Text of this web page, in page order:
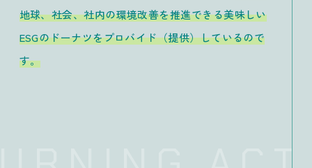
地球、社会、社内の環境改善を推進できる美味しい
ESGのドーナツをプロバイド（提供）しているので
す。